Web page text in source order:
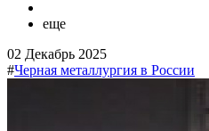
еще
02 Декабрь 2025
#Черная металлургия в России